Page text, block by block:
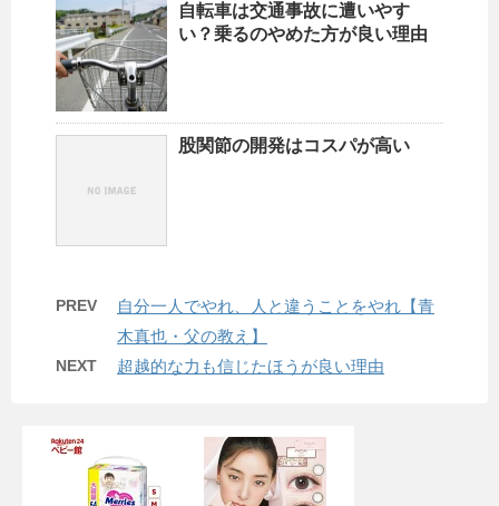
自転車は交通事故に遭いやす
い？乗るのやめた方が良い理由
股関節の開発はコスパが高い
PREV
自分一人でやれ、人と違うことをやれ【青
木真也・父の教え】
NEXT 超越的な力も信じたほうが良い理由